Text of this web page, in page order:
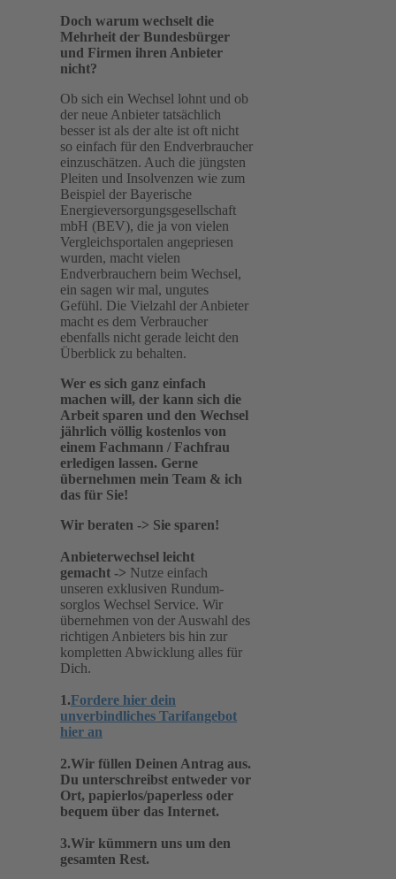
Doch warum wechselt die
Mehrheit der Bundesbürger
und Firmen ihren Anbieter
nicht?
Ob sich ein Wechsel lohnt und ob
der neue Anbieter tatsächlich
besser ist als der alte ist oft nicht
so einfach für den Endverbraucher
einzuschätzen. Auch die jüngsten
Pleiten und Insolvenzen wie zum
Beispiel der Bayerische
Energieversorgungsgesellschaft
mbH (BEV), die ja von vielen
Vergleichsportalen angepriesen
wurden, macht vielen
Endverbrauchern beim Wechsel,
ein sagen wir mal, ungutes
Gefühl. Die Vielzahl der Anbieter
macht es dem Verbraucher
ebenfalls nicht gerade leicht den
Überblick zu behalten.
Wer es sich ganz einfach
machen will, der kann sich die
Arbeit sparen und den Wechsel
jährlich völlig kostenlos von
einem Fachmann / Fachfrau
erledigen lassen. Gerne
übernehmen mein Team & ich
das für Sie!
Wir beraten -> Sie sparen!
Anbieterwechsel leicht
gemacht -> Nutze einfach
unseren exklusiven Rundum-
sorglos Wechsel Service. Wir
übernehmen von der Auswahl des
richtigen Anbieters bis hin zur
kompletten Abwicklung alles für
Dich.
1.Fordere hier dein
unverbindliches Tarifangebot
hier an
2.Wir füllen Deinen Antrag aus.
Du unterschreibst entweder vor
Ort, papierlos/paperless oder
bequem über das Internet.
3.Wir kümmern uns um den
gesamten Rest.